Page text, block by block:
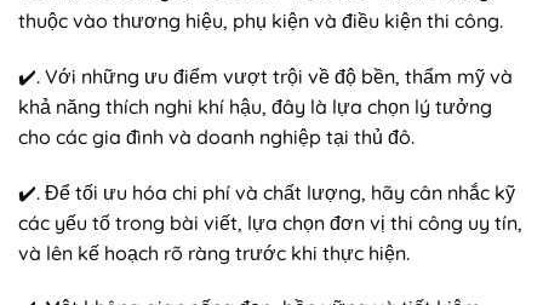
thuộc vào thương hiệu, phụ kiện và điều kiện thi công.
✔️. Với những ưu điểm vượt trội về độ bền, thẩm mỹ và
khả năng thích nghi khí hậu, đây là lựa chọn lý tưởng
cho các gia đình và doanh nghiệp tại thủ đô.
✔️. Để tối ưu hóa chi phí và chất lượng, hãy cân nhắc kỹ
các yếu tố trong bài viết, lựa chọn đơn vị thi công uy tín,
và lên kế hoạch rõ ràng trước khi thực hiện.